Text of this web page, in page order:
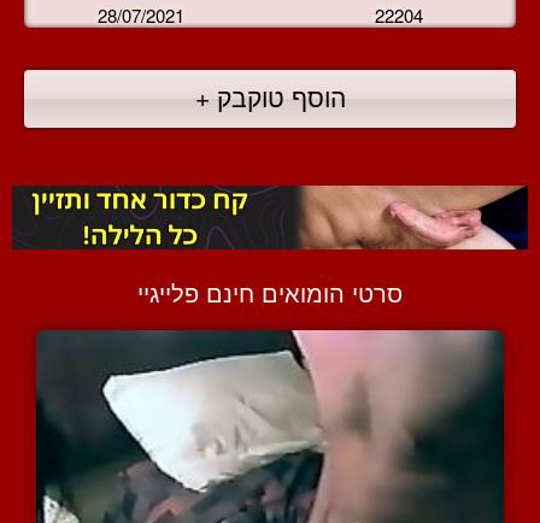
28/07/2021 22204
הוסף טוקבק +
סרטי הומואים חינם פלייגיי